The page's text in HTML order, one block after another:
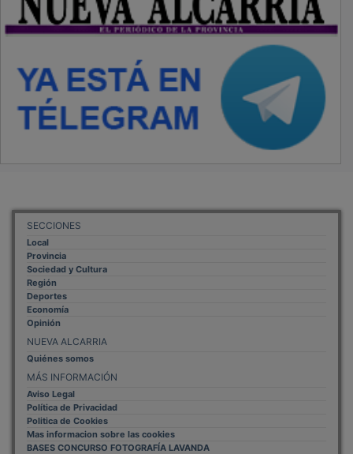
SECCIONES
Local
Provincia
Sociedad y Cultura
Región
Deportes
Economía
Opinión
NUEVA ALCARRIA
Quiénes somos
MÁS INFORMACIÓN
Aviso Legal
Política de Privacidad
Politica de Cookies
Mas informacion sobre las cookies
BASES CONCURSO FOTOGRAFÍA LAVANDA